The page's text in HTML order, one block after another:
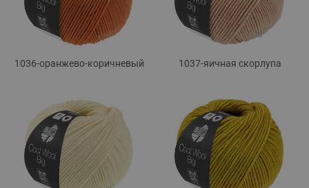
1036-оранжево-коричневый 1037-яичная скорлупа